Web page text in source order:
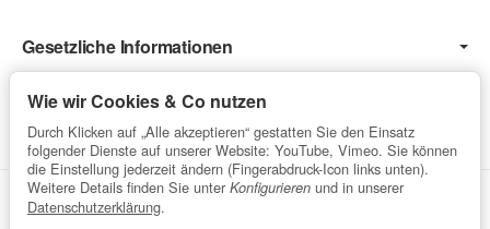
Gesetzliche Informationen
Service
Vertrag widerrufen
Wie wir Cookies & Co nutzen
Durch Klicken auf „Alle akzeptieren“ gestatten Sie den Einsatz
folgender Dienste auf unserer Website: YouTube, Vimeo. Sie können
die Einstellung jederzeit ändern (Fingerabdruck-Icon links unten).
Weitere Details finden Sie unter Konfigurieren und in unserer
Datenschutzerklärung.